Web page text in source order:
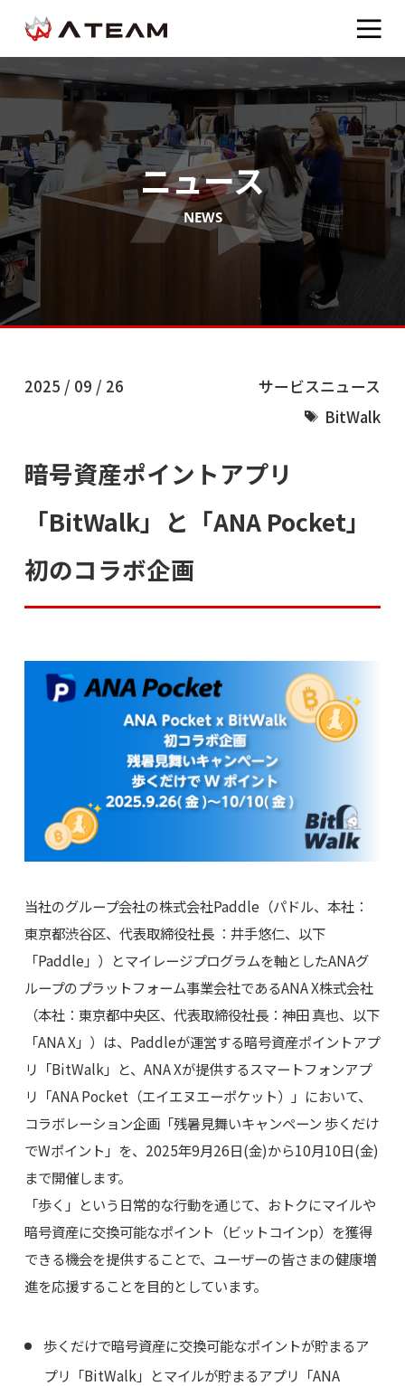
ニュース
NEWS
2025 / 09 / 26
サービスニュース
BitWalk
暗号資産ポイントアプリ
「BitWalk」と「ANA Pocket」
初のコラボ企画
当社のグループ会社の株式会社Paddle（パドル、本社：
東京都渋谷区、代表取締役社長 ：井手悠仁、以下
「Paddle」）とマイレージプログラムを軸としたANAグ
ループのプラットフォーム事業会社であるANA X株式会社
（本社：東京都中央区、代表取締役社長：神田 真也、以下
「ANA X」）は、Paddleが運営する暗号資産ポイントアプ
リ「BitWalk」と、ANA Xが提供するスマートフォンアプ
リ「ANA Pocket（エイエヌエーポケット）」において、
コラボレーション企画「残暑見舞いキャンペーン 歩くだけ
でWポイント」を、2025年9月26日(金)から10月10日(金)
まで開催します。
「歩く」という日常的な行動を通じて、おトクにマイルや
暗号資産に交換可能なポイント（ビットコインp）を獲得
できる機会を提供することで、ユーザーの皆さまの健康増
進を応援することを目的としています。
歩くだけで暗号資産に交換可能なポイントが貯まるア
プリ「BitWalk」とマイルが貯まるアプリ「ANA